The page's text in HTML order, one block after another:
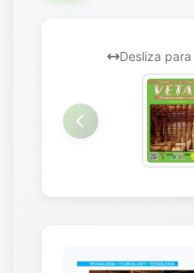
Desliza